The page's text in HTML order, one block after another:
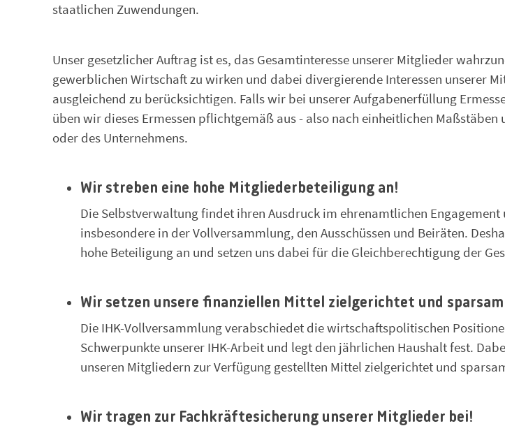
staatlichen Zuwendungen.
Unser gesetzlicher Auftrag ist es, das Gesamtinteresse unserer Mitglieder
gewerblichen Wirtschaft zu wirken und dabei divergierende Interessen unserer
ausgleichend zu berücksichtigen. Falls wir bei unserer Aufgabenerfüllung
üben wir dieses Ermessen pflichtgemäß aus - also nach einheitlichen Maßstäben
oder des Unternehmens.
Wir streben eine hohe Mitgliederbeteiligung an!
Die Selbstverwaltung findet ihren Ausdruck im ehrenamtlichen Engagement
insbesondere in der Vollversammlung, den Ausschüssen und Beiräten.
hohe Beteiligung an und setzen uns dabei für die Gleichberechtigung der
Wir setzen unsere finanziellen Mittel zielgerichtet und
Die IHK-Vollversammlung verabschiedet die wirtschaftspolitischen
Schwerpunkte unserer IHK-Arbeit und legt den jährlichen Haushalt fest.
unseren Mitgliedern zur Verfügung gestellten Mittel zielgerichtet und
Wir tragen zur Fachkräftesicherung unserer Mitglieder bei!